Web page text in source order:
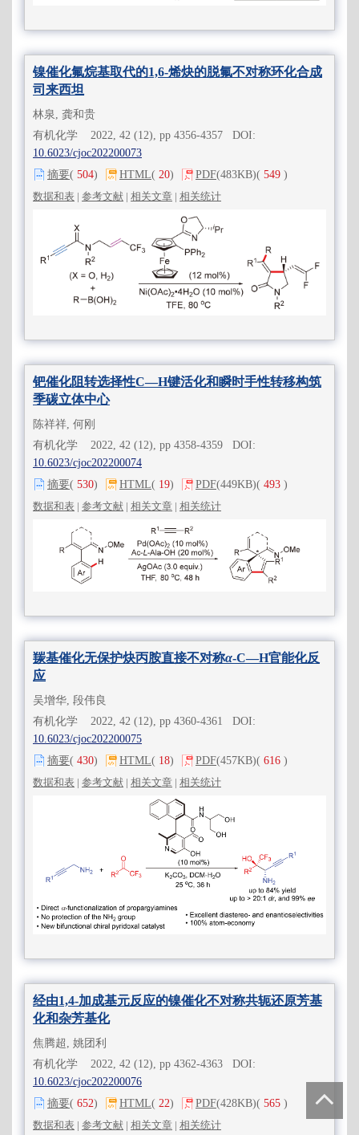
镍催化氟烷基取代的1,6-烯炔的脱氟不对称环化合成
司来西坦
林泉, 龚和贵
有机化学 2022, 42 (12), pp 4356-4357 DOI:
10.6023/cjoc202200073
摘要( 504) HTML( 20) PDF(483KB)( 549 )
数据和表 | 参考文献 | 相关文章 | 相关统计
钯催化阻转选择性C—H键活化和瞬时手性转移构筑
季碳立体中心
陈祥祥, 何刚
有机化学 2022, 42 (12), pp 4358-4359 DOI:
10.6023/cjoc202200074
摘要( 530) HTML( 19) PDF(449KB)( 493 )
数据和表 | 参考文献 | 相关文章 | 相关统计
羰基催化无保护炔丙胺直接不对称α-C—H官能化反
应
吴增华, 段伟良
有机化学 2022, 42 (12), pp 4360-4361 DOI:
10.6023/cjoc202200075
摘要( 430) HTML( 18) PDF(457KB)( 616 )
数据和表 | 参考文献 | 相关文章 | 相关统计
经由1,4-加成基元反应的镍催化不对称共轭还原芳基
化和杂芳基化
焦腾超, 姚团利
有机化学 2022, 42 (12), pp 4362-4363 DOI:
10.6023/cjoc202200076
摘要( 652) HTML( 22) PDF(428KB)( 565 )
数据和表 | 参考文献 | 相关文章 | 相关统计